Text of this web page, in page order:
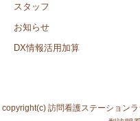
スタッフ
お知らせ
DX情報活用加算
copyright(c) 訪問看護ステーション